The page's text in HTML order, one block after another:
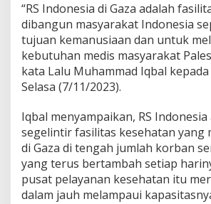
“RS Indonesia di Gaza adalah
dibangun masyarakat Indonesia
tujuan kemanusiaan dan untuk
kebutuhan medis masyarakat
kata Lalu Muhammad Iqbal
Selasa (7/11/2023).
Iqbal menyampaikan, RS
segelintir fasilitas kesehatan yang
di Gaza di tengah jumlah korban
yang terus bertambah setiap
pusat pelayanan kesehatan itu
dalam jauh melampaui